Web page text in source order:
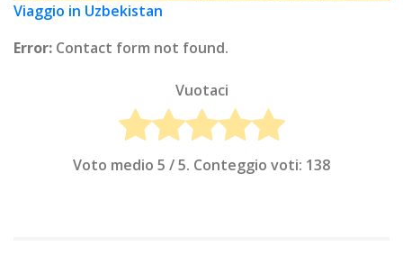
Viaggio in Uzbekistan
Error: Contact form not found.
Vuotaci
Voto medio 5 / 5. Conteggio voti: 138